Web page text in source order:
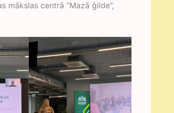
mākslas centrā “Mazā ģilde”,